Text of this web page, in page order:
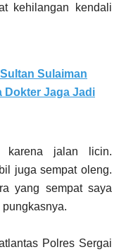
kehilangan kendali
Sulaiman
Dokter Jaga Jadi
karena jalan licin.
juga sempat oleng.
yang sempat saya
pungkasnya.
Polres Sergai